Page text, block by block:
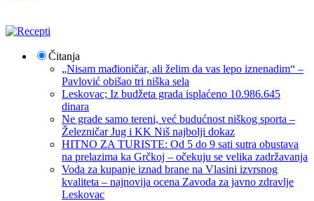
Čitanja
„Nisam mađioničar, ali želim da vas lepo iznenadim“ –
Pavlović obišao tri niška sela
Leskovac; Iz budžeta grada isplaćeno 10.986.645
dinara
Ne grade samo tereni, već budućnost niškog sporta –
Železničar Jug i KK Niš najbolji dokaz
HITNO ZA TURISTE: Od 5 do 9 sati sutra obustava
na prelazima ka Grčkoj – očekuju se velika zadržavanja
Voda za kupanje iznad brane na Vlasini izvrsnog
kvaliteta – najnovija ocena Zavoda za javno zdravlje
Leskovac